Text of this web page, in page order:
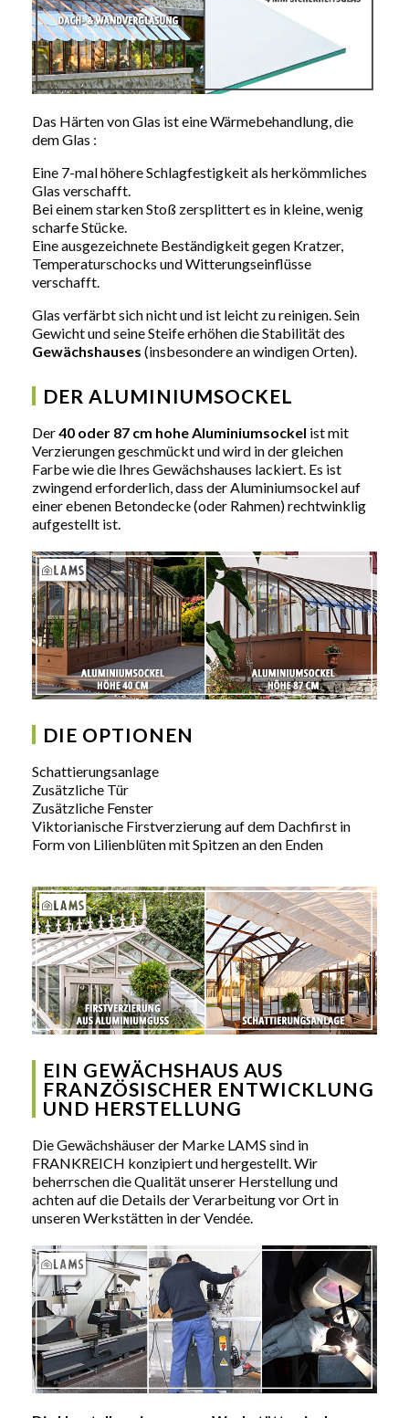
Das Härten von Glas ist eine Wärmebehandlung, die
dem Glas :
Eine 7-mal höhere Schlagfestigkeit als herkömmliches
Glas verschafft.
Bei einem starken Stoß zersplittert es in kleine, wenig
scharfe Stücke.
Eine ausgezeichnete Beständigkeit gegen Kratzer,
Temperaturschocks und Witterungseinflüsse
verschafft.
Glas verfärbt sich nicht und ist leicht zu reinigen. Sein
Gewicht und seine Steife erhöhen die Stabilität des
Gewächshauses (insbesondere an windigen Orten).
DER ALUMINIUMSOCKEL
Der40 oder 87 cm hohe Aluminiumsockel ist mit
Verzierungen geschmückt und wird in der gleichen
Farbe wie die Ihres Gewächshauses lackiert. Es ist
zwingend erforderlich, dass der Aluminiumsockel auf
einer ebenen Betondecke (oder Rahmen) rechtwinklig
aufgestellt ist.
DIE OPTIONEN
Schattierungsanlage
Zusätzliche Tür
Zusätzliche Fenster
Viktorianische Firstverzierung auf dem Dachfirst in
Form von Lilienblüten mit Spitzen an den Enden
EIN GEWÄCHSHAUS AUS
FRANZÖSISCHER ENTWICKLUNG
UND HERSTELLUNG
Die Gewächshäuser der Marke LAMS sind in
FRANKREICH konzipiert und hergestellt. Wir
beherrschen die Qualität unserer Herstellung und
achten auf die Details der Verarbeitung vor Ort in
unseren Werkstätten in der Vendée.